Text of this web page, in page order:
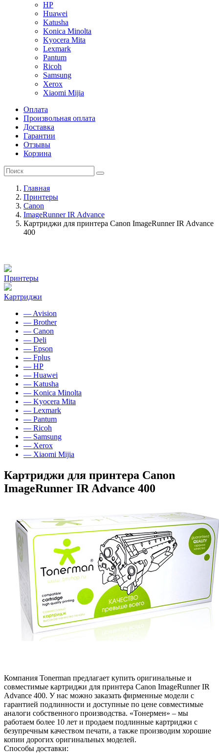
HP
Huawei
Katusha
Konica Minolta
Kyocera Mita
Lexmark
Pantum
Ricoh
Samsung
Xerox
Xiaomi Mijia
Оплата
Произвольная оплата
Доставка
Гарантии
Отзывы
Корзина
Главная
Принтеры
Canon
ImageRunner IR Advance
Картриджи для принтера Canon ImageRunner IR Advance
400
Принтеры
Картриджи
— Avision
— Brother
— Canon
— Deli
— Epson
— Fplus
— HP
— Huawei
— Katusha
— Konica Minolta
— Kyocera Mita
— Lexmark
— Pantum
— Ricoh
— Samsung
— Xerox
— Xiaomi Mijia
Картриджи для принтера Canon
ImageRunner IR Advance 400
Компания Tonerman предлагает купить оригинальные и
совместимые картриджи для принтера Canon ImageRunner IR
Advance 400. У нас можно заказать фирменные модели с
гарантией подлинности и доступные по цене совместимые
аналоги собственного производства. «Тонермен» – мы
работаем более 10 лет и продаем подлинные картриджи с
безупречным качеством печати, а также производим хорошие
копии дорогих оригинальных моделей.
Способы доставки: